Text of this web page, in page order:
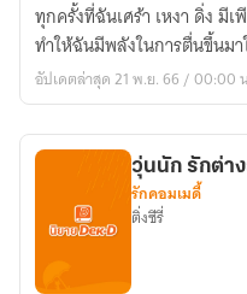
เดิน
เป็น
เส้น
ตรง
เพื่อน
รัก
ทุกครั้งที่ฉันเศร้า เหงา ดิ่ง มี
ทำให้ฉันมีพลังในการตื่นขึ้นมา
อัปเดตล่าสุด 21 พ.ย. 66 / 00:00
วุ่นนัก รักต่า
รักคอมเมดี้
ติ่งซีรี่